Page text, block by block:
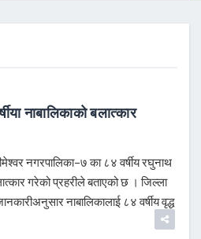
नाबालिकाको बलात्कार
नगरपालिका–७ का ८४ वर्षीय रघुनाथ
गरेको प्रहरीले बताएको छ । जिल्ला
नाबालिकालाई ८४ वर्षीय वृद्ध